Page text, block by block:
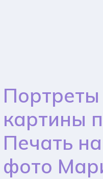
Портреты
картины
Печать
фото